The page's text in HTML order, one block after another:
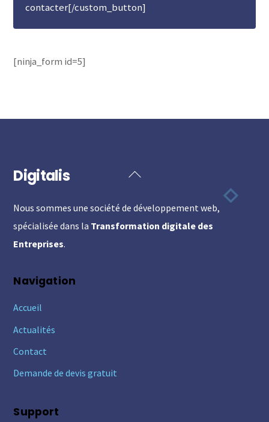
contacter[/custom_button]
[ninja_form id=5]
Back
Top
Digitalis
Nous sommes une société de développement web,
spécialisée dans la Transformation digitale des
Entreprises.
Navigation
Accueil
Actualités
Contact
Demande de devis gratuit
Support